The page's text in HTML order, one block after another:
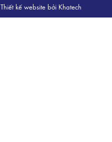
Thiết kế websitebởi Khatech